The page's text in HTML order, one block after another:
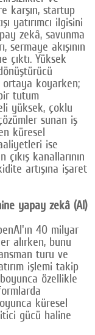
karşın, startup
yatırımcı ilgisini
zekâ, savunma
akışının
çıktı. Yüksek
koyarken;
tutum
yüksek, çoklu
sunan iş
küresel
ise
çıkış kanallarının
artışına işaret
yapay zekâ (AI)
40 milyar
alırken, bunu
turu ve
işlemi takip
özellikle
küresel
gücü haline